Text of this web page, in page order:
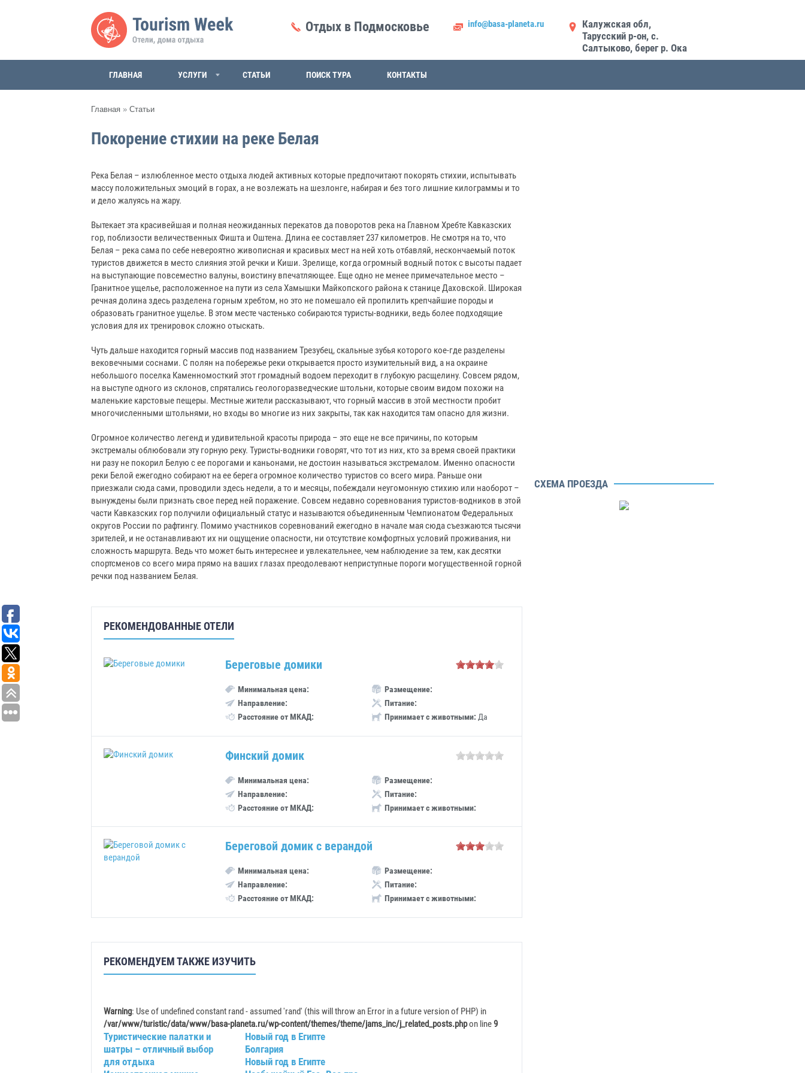
Отдых в Подмосковье info@basa-planeta.ru
Калужская обл,
Тарусский р-он, с.
Салтыково, берег р. Ока
ГЛАВНАЯ УСЛУГИ СТАТЬИ ПОИСК ТУРА КОНТАКТЫ
Главная » Статьи
Покорение стихии на реке Белая
Река Белая – излюбленное место отдыха людей активных которые предпочитают покорять стихии, испытывать
массу положительных эмоций в горах, а не возлежать на шезлонге, набирая и без того лишние килограммы и то
и дело жалуясь на жару.
Вытекает эта красивейшая и полная неожиданных перекатов да поворотов река на Главном Хребте Кавказских
гор, поблизости величественных Фишта и Оштена. Длина ее составляет 237 километров. Не смотря на то, что
Белая – река сама по себе невероятно живописная и красивых мест на ней хоть отбавляй, нескончаемый поток
туристов движется в место слияния этой речки и Киши. Зрелище, когда огромный водный поток с высоты падает
на выступающие повсеместно валуны, воистину впечатляющее. Еще одно не менее примечательное место –
Гранитное ущелье, расположенное на пути из села Хамышки Майкопского района к станице Даховской. Широкая
речная долина здесь разделена горным хребтом, но это не помешало ей пропилить крепчайшие породы и
образовать гранитное ущелье. В этом месте частенько собираются туристы-водники, ведь более подходящие
условия для их тренировок сложно отыскать.
Чуть дальше находится горный массив под названием Трезубец, скальные зубья которого кое-где разделены
вековечными соснами. С полян на побережье реки открывается просто изумительный вид, а на окраине
небольшого поселка Каменномосткий этот громадный водоем переходит в глубокую расщелину. Совсем рядом,
на выступе одного из склонов, спрятались геологоразведческие штольни, которые своим видом похожи на
маленькие карстовые пещеры. Местные жители рассказывают, что горный массив в этой местности пробит
многочисленными штольнями, но входы во многие из них закрыты, так как находится там опасно для жизни.
Огромное количество легенд и удивительной красоты природа – это еще не все причины, по которым
экстремалы облюбовали эту горную реку. Туристы-водники говорят, что тот из них, кто за время своей практики
ни разу не покорил Белую с ее порогами и каньонами, не достоин называться экстремалом. Именно опасности
реки Белой ежегодно собирают на ее берега огромное количество туристов со всего мира. Раньше они
приезжали сюда сами, проводили здесь недели, а то и месяцы, побеждали неугомонную стихию или наоборот –
вынуждены были признать свое перед ней поражение. Совсем недавно соревнования туристов-водников в этой
части Кавказских гор получили официальный статус и называются объединенным Чемпионатом Федеральных
округов России по рафтингу. Помимо участников соревнований ежегодно в начале мая сюда съезжаются тысячи
зрителей, и не останавливают их ни ощущение опасности, ни отсутствие комфортных условий проживания, ни
сложность маршрута. Ведь что может быть интереснее и увлекательнее, чем наблюдение за тем, как десятки
спортсменов со всего мира прямо на ваших глазах преодолевают неприступные пороги могущественной горной
речки под названием Белая.
РЕКОМЕНДОВАННЫЕ ОТЕЛИ
Береговые домики
Минимальная цена:
Направление:
Расстояние от МКАД:
Размещение:
Питание:
Принимает с животными: Да
Финский домик
Минимальная цена:
Направление:
Расстояние от МКАД:
Размещение:
Питание:
Принимает с животными:
Береговой домик с верандой
Минимальная цена:
Направление:
Расстояние от МКАД:
Размещение:
Питание:
Принимает с животными:
РЕКОМЕНДУЕМ ТАКЖЕ ИЗУЧИТЬ
Warning: Use of undefined constant rand - assumed 'rand' (this will throw an Error in a future version of PHP) in
/var/www/turistic/data/www/basa-planeta.ru/wp-content/themes/theme/jams_inc/j_related_posts.phpon line9
Туристические палатки и
шатры – отличный выбор
для отдыха
Новый год в Египте
Болгария
Новый год в Египте
СХЕМА ПРОЕЗДА